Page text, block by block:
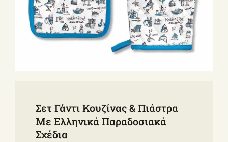
ΕΠΙΚΟΙΝΩΝΙΑ
E-Shop
Σετ Γάντι Κουζίνας & Πιάστρα
Με Ελληνικά Παραδοσιακά
Σχέδια